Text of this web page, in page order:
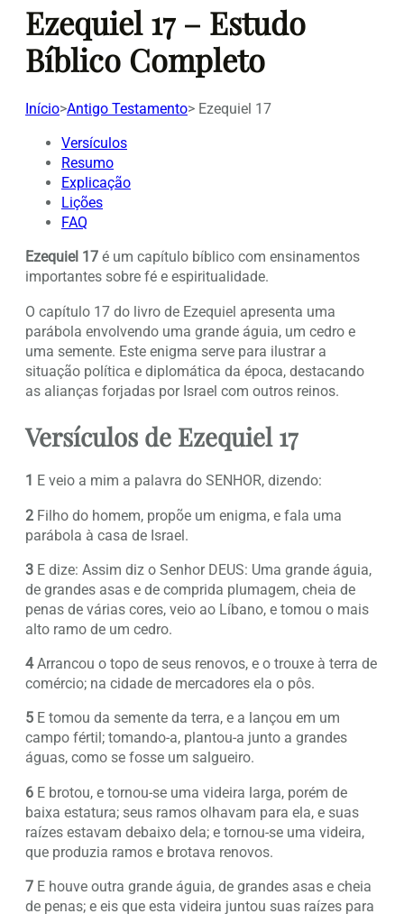
Ezequiel 17 – Estudo
Bíblico Completo
Início>Antigo Testamento> Ezequiel 17
Versículos
Resumo
Explicação
Lições
FAQ
Ezequiel 17 é um capítulo bíblico com ensinamentos
importantes sobre fé e espiritualidade.
O capítulo 17 do livro de Ezequiel apresenta uma
parábola envolvendo uma grande águia, um cedro e
uma semente. Este enigma serve para ilustrar a
situação política e diplomática da época, destacando
as alianças forjadas por Israel com outros reinos.
Versículos de Ezequiel 17
1 E veio a mim a palavra do SENHOR, dizendo:
2 Filho do homem, propõe um enigma, e fala uma
parábola à casa de Israel.
3 E dize: Assim diz o Senhor DEUS: Uma grande águia,
de grandes asas e de comprida plumagem, cheia de
penas de várias cores, veio ao Líbano, e tomou o mais
alto ramo de um cedro.
4Arrancou o topo de seus renovos, e o trouxe à terra de
comércio; na cidade de mercadores ela o pôs.
5 E tomou da semente da terra, e a lançou em um
campo fértil; tomando-a, plantou-a junto a grandes
águas, como se fosse um salgueiro.
6 E brotou, e tornou-se uma videira larga, porém de
baixa estatura; seus ramos olhavam para ela, e suas
raízes estavam debaixo dela; e tornou-se uma videira,
que produzia ramos e brotava renovos.
7 E houve outra grande águia, de grandes asas e cheia
de penas; e eis que esta videira juntou suas raízes para